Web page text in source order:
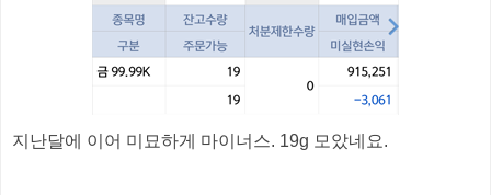
지난달에 이어 미묘하게 마이너스. 19g 모았네요.